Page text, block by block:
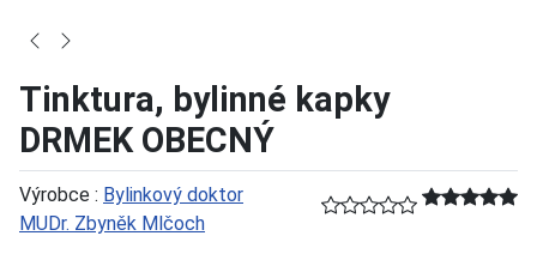
Tinktura, bylinné kapky
DRMEK OBECNÝ
Výrobce : Bylinkový doktor
MUDr. Zbyněk Mlčoch